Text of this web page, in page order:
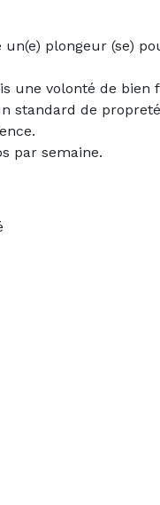
plongeur (se)
une volonté de bien
standard de
par semaine.